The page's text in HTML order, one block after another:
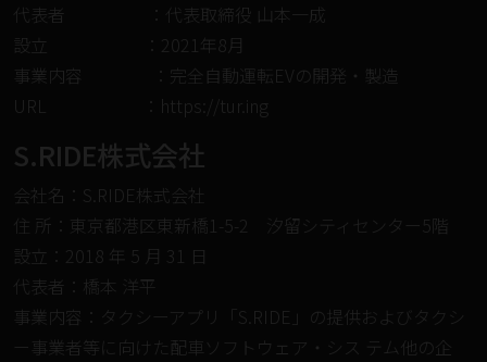
代表者 ：代表取締役 ⼭本⼀成
設⽴ ：2021年8⽉
事業内容 ：完全自動運転EVの開発・製造
URL ： https://tur.ing
S.RIDE株式会社
会社名：S.RIDE株式会社
住 所：東京都港区東新橋1-5-2 汐留シティセンター5階
設立：2018 年 5 月 31 日
代表者：橋本 洋平
事業内容：タクシーアプリ「S.RIDE」の提供およびタクシ
ー事業者等に向けた配車ソフトウェア・シス テム他の企